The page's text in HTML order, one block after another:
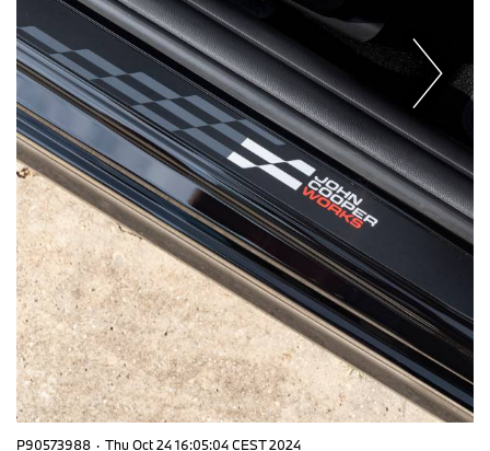
P90573988 · Thu Oct 24 16:05:04 CEST 2024